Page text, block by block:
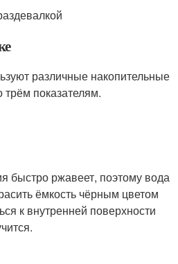
различные накопительные
показателям.
быстро ржавеет, поэтому вода
ёмкость чёрным цветом
к внутренней поверхности